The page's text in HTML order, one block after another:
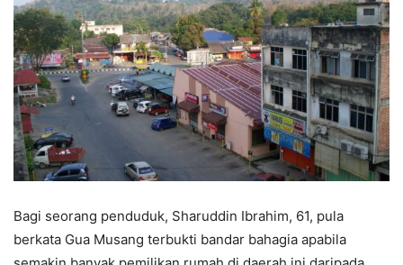
Bagi seorang penduduk, Sharuddin Ibrahim, 61, pula
berkata Gua Musang terbukti bandar bahagia apabila